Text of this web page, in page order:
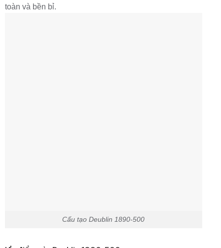
toàn và bền bỉ.
Cấu tạo Deublin 1890-500